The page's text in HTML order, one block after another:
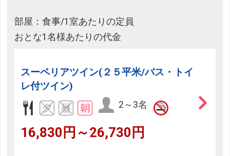
部屋：食事/1室あたりの定員
おとな1名様あたりの代金
スーペリアツイン(２５平米/バス・トイ
レ付ツイン)
2～3名
16,830円～26,730円